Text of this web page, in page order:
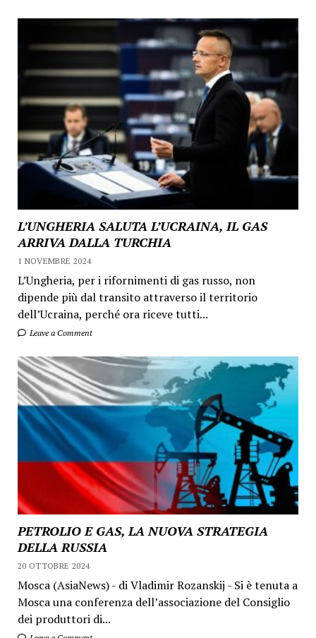
L’UNGHERIA SALUTA L’UCRAINA, IL GAS
ARRIVA DALLA TURCHIA
1 NOVEMBRE 2024
L’Ungheria, per i rifornimenti di gas russo, non
dipende più dal transito attraverso il territorio
dell’Ucraina, perché ora riceve tutti...
Leave a Comment
PETROLIO E GAS, LA NUOVA STRATEGIA
DELLA RUSSIA
20 OTTOBRE 2024
Mosca (AsiaNews) - di Vladimir Rozanskij - Si è tenuta a
Mosca una conferenza dell’associazione del Consiglio
dei produttori di...